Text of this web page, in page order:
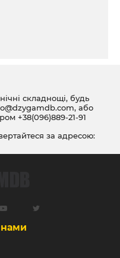
складнощі, будь
, або
+38(096)889-21-91
за адресою:
нами